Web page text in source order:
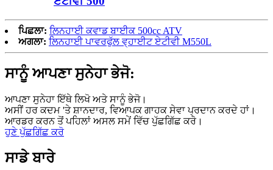
ਪਿਛਲਾ: ਲਿਨਹਾਈ ਕਵਾਡ ਬਾਈਕ 500cc ATV
ਅਗਲਾ: ਲਿਨਹਾਈ ਪਾਵਰਫੁੱਲ ਵ੍ਹਾਈਟ ਏਟੀਵੀ M550L
ਸਾਨੂੰ ਆਪਣਾ ਸੁਨੇਹਾ ਭੇਜੋ:
ਆਪਣਾ ਸੁਨੇਹਾ ਇੱਥੇ ਲਿਖੋ ਅਤੇ ਸਾਨੂੰ ਭੇਜੋ।
ਅਸੀਂ ਹਰ ਕਦਮ 'ਤੇ ਸ਼ਾਨਦਾਰ, ਵਿਆਪਕ ਗਾਹਕ ਸੇਵਾ ਪ੍ਰਦਾਨ ਕਰਦੇ ਹਾਂ।
ਆਰਡਰ ਕਰਨ ਤੋਂ ਪਹਿਲਾਂ ਅਸਲ ਸਮੇਂ ਵਿੱਚ ਪੁੱਛਗਿੱਛ ਕਰੋ।
ਹੁਣੇ ਪੁੱਛਗਿੱਛ ਕਰੋ
ਸਾਡੇ ਬਾਰੇ